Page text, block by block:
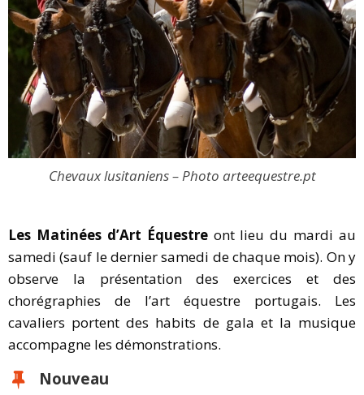
Chevaux lusitaniens – Photo arteequestre.pt
Les Matinées d’Art Équestreont lieu du mardi au
samedi (sauf le dernier samedi de chaque mois). On y
observe la présentation des exercices et des
chorégraphies de l’art équestre portugais. Les
cavaliers portent des habits de gala et la musique
accompagne les démonstrations.
Nouveau